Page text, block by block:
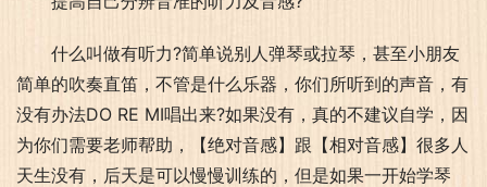
什么叫做有听力?简单说别人弹琴或拉琴，甚至小朋友
简单的吹奏直笛，不管是什么乐器，你们所听到的声音，有
没有办法DO RE MI唱出来?如果没有，真的不建议自学，因
为你们需要老师帮助，【绝对音感】跟【相对音感】很多人
天生没有，后天是可以慢慢训练的，但是如果一开始学琴